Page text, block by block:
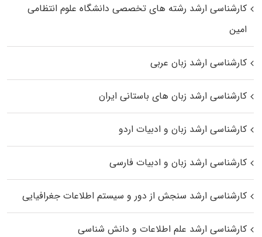
کارشناسی ارشد رﺷﺘﻪ ﻫﺎی تخصصی داﻧﺸﮕﺎه ﻋﻠﻮم انتظامی
اﻣﻴﻦ
کارشناسی ارشد زبان عربی
کارشناسی ارشد زبان‌ های باستانی ایران
کارشناسی ارشد زبان و ادبیات اردو
کارشناسی ارشد زبان و ادبیات فارسی
کارشناسی ارشد سنجش از دور و سیستم اطلاعات جغرافیایی
کارشناسی ارشد علم اطلاعات و دانش شناسی